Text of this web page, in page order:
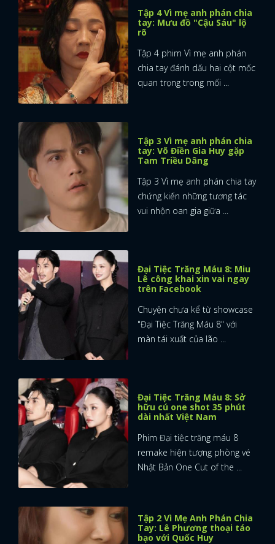
Tập 4 Vì mẹ anh phán chia
tay: Mưu đồ "Cậu Sáu" lộ
rõ
Tập 4 phim Vì mẹ anh phán
chia tay đánh dấu hai cột mốc
quan trọng trong mối ...
Tập 3 Vì mẹ anh phán chia
tay: Võ Điền Gia Huy gặp
Tam Triều Dâng
Tập 3 Vì mẹ anh phán chia tay
chứng kiến những tương tác
vui nhộn oan gia giữa ...
Đại Tiệc Trăng Máu 8: Miu
Lê công khai xin vai ngay
trên Facebook
Chuyện chưa kể từ showcase
"Đại Tiệc Trăng Máu 8" với
màn tái xuất của lão ...
Đại Tiệc Trăng Máu 8: Sở
hữu cú one shot 35 phút
dài nhất Việt Nam
Phim Đại tiệc trăng máu 8
remake hiện tượng phòng vé
Nhật Bản One Cut of the ...
Tập 2 Vì Mẹ Anh Phán Chia
Tay: Lê Phương thoại táo
bạo với Quốc Huy